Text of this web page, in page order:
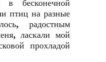
в бесконечной
птиц на разные
радостным
ласкали мой
прохладой